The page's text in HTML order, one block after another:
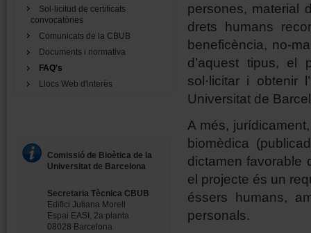
Sol·licitud de certificats
convocatòries
Comunicats de la CBUB
Documents i normativa
FAQ's
Llocs Web d'interès
Comissió de Bioètica de la
Universitat de Barcelona
Secretaria Tècnica CBUB
Edifici Juliana Morell
Espai EASI, 2a planta
08028 Barcelona
persones, material
drets humans
beneficència, no-
d’aquest tipus, el
sol·licitar i obtenir
Universitat de
A més,
biomèdica
dictamen favorable
el projecte és un
éssers humans,
personals.